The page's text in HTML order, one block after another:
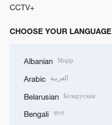
CCTV+
CHOOSE YOUR LANGUAGE
Albanian Shqip
Arabic العربية
Belarusian Беларуская
Bengali বাংলা